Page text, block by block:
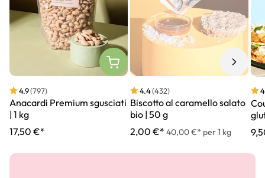
4.9(797)
Anacardi Premium sgusciati
| 1 kg
17,50 €*
4.4(432)
Biscotto al caramello salato
bio | 50 g
2,00 €* 40,00 €* per 1 kg